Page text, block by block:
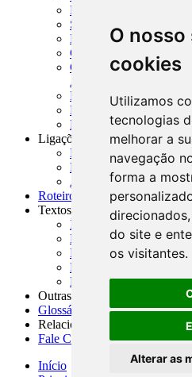
O nosso
cookies
Utilizamos
tecnologias
melhorar a
navegação
forma a
do site e
os visitantes.
Alterar as
MCR - Manual de
SISORF - Manual de
MASUP - Manual de
CADOC - Catálogo de
CNAE-CONCLA -
Atividades Econômicas
PMF - Cartilhas do
Manuais Auxiliares do
Resenhas Diárias
Ligações Externas
Links Úteis
Presidência da República
Agências Nacionais
Roteiros para Estudos
Textos
Índice de Textos
Editorial
Monografias
Na Imprensa
Fórum de Discussão
Outras ferramentas
Glossário
Relacionamento
Fale Conosco
Início